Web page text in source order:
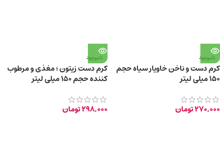
ناموجود
کرم دست و ناخن خاویار سیاه حجم
۱۵۰ میلی لیتر
270,000تومان
ناموجود
کرم دست زیتون ؛ مغذی و مرطوب
کننده حجم ۱۵۰ میلی لیتر
298,000تومان